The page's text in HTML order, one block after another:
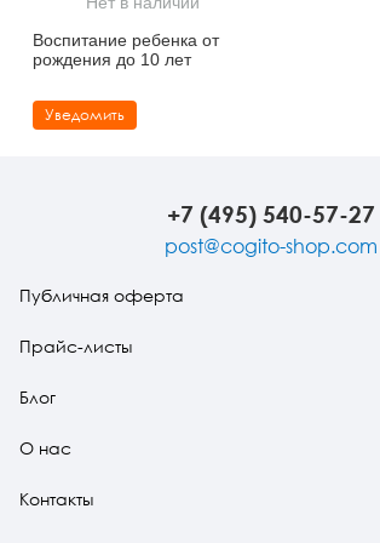
Сказкотерапия
Другие направления психотерапии
Психофизиология
Социальная психология
Учебная литература
Классический и юнгианский психоанализ
Воспитание ребенка от
рождения до 10 лет
Уведомить
+7 (495) 540-57-27
post@cogito-shop.com
Публичная оферта
Прайс-листы
Блог
О нас
Контакты